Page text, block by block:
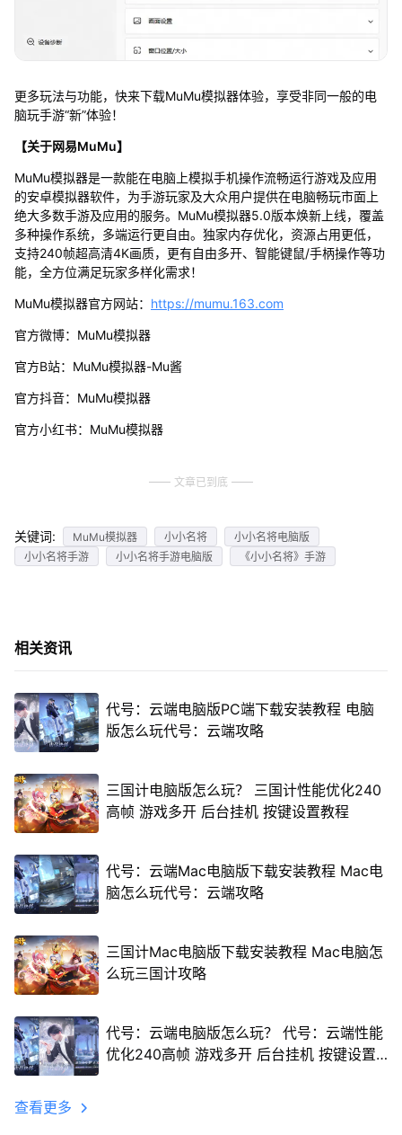
更多玩法与功能，快来下载MuMu模拟器体验，享受非同一般的电
脑玩手游“新”体验！
【关于网易MuMu】
MuMu模拟器是一款能在电脑上模拟手机操作流畅运行游戏及应用
的安卓模拟器软件，为手游玩家及大众用户提供在电脑畅玩市面上
绝大多数手游及应用的服务。MuMu模拟器5.0版本焕新上线，覆盖
多种操作系统，多端运行更自由。独家内存优化，资源占用更低，
支持240帧超高清4K画质，更有自由多开、智能键鼠/手柄操作等功
能，全方位满足玩家多样化需求！
MuMu模拟器官方网站： https://mumu.163.com
官方微博：MuMu模拟器
官方B站：MuMu模拟器-Mu酱
官方抖音：MuMu模拟器
官方小红书：MuMu模拟器
文章已到底
关键词: MuMu模拟器 小小名将
小小名将电脑版
小小名将手游
小小名将手游电脑版 《小小名将》手游
相关资讯
代号：云端电脑版PC端下载安装教程 电脑
版怎么玩代号：云端攻略
三国计电脑版怎么玩？ 三国计性能优化240
高帧 游戏多开 后台挂机 按键设置教程
代号：云端Mac电脑版下载安装教程 Mac电
脑怎么玩代号：云端攻略
三国计Mac电脑版下载安装教程 Mac电脑怎
么玩三国计攻略
代号：云端电脑版怎么玩？ 代号：云端性能
优化240高帧 游戏多开 后台挂机 按键设置
查看更多